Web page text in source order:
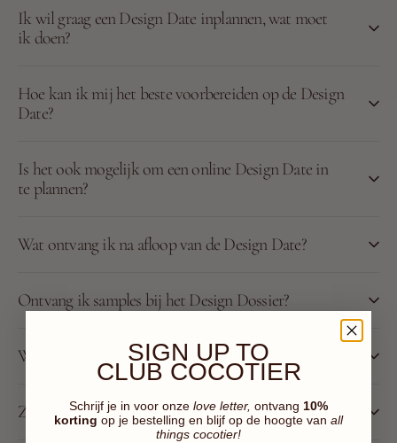
Ik wil graag een Design Date inplannen, wat moet
ik doen?
Hoe kan ik mij het beste voorbereiden op de Design
Date?
Is het ook mogelijk om een online Design Date in
te plannen?
Wat ontvang ik na afloop van de Design Date?
Ontvang ik samples bij het Design Dossier?
Wat is de investering en hoe werkt het met betalen?
Zijn er revisies bij inbegrepen?
SIGN UP TO
CLUB COCOTIER
Schrijf je in voor onze love letter, ontvang 10%
korting op je bestelling en blijf op de hoogte van all
things cocotier!